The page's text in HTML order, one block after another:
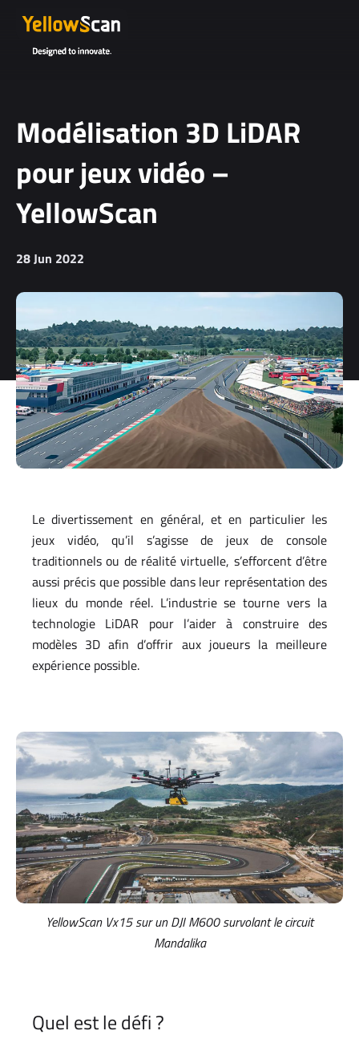
Modélisation 3D LiDAR
pour jeux vidéo –
YellowScan
28 Jun 2022
Le divertissement en général, et en particulier les
jeux vidéo, qu’il s’agisse de jeux de console
traditionnels ou de réalité virtuelle, s’efforcent d’être
aussi précis que possible dans leur représentation des
lieux du monde réel. L’industrie se tourne vers la
technologie LiDAR pour l’aider à construire des
modèles 3D afin d’offrir aux joueurs la meilleure
expérience possible.
YellowScan Vx15 sur un DJI M600 survolant le circuit
Mandalika
Quel est le défi ?
Project
receive
YellowScan's
newsletter.
I agree to the
storage and
processing
of my
personal
data.*
You can
For more
information,
see our
Privacy Policy.